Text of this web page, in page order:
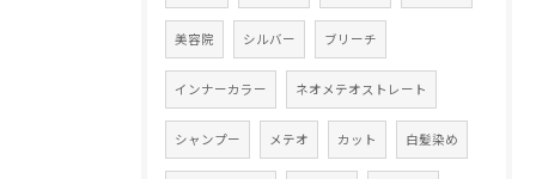
美容院 シルバー ブリーチ
インナーカラー ネオメテオストレート
シャンプー メテオ カット 白髪染め